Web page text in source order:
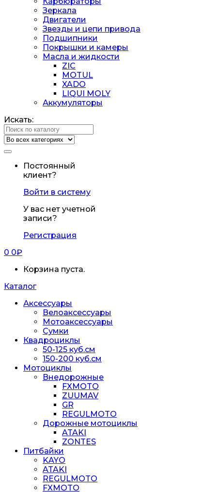
Зеркала
Двигатели
Звезды и цепи привода
Подшипники
Покрышки и камеры
Масла и жидкости
ZIC
MOTUL
XADO
LIQUI MOLY
Аккумуляторы
Искать:
Постоянный
клиент?
Войти в систему
У вас нет учетной
записи?
Регистрация
0 0₽
Корзина пуста.
Каталог
Аксессуары
Велоаксессуары
Мотоаксессуары
Сумки
Квадроциклы
50-125 куб.см
150-200 куб.см
Мотоциклы
Внедорожные
FXMOTO
ZUUMAV
GR
REGULMOTO
Дорожные мотоциклы
ATAKI
ZONTES
Питбайки
KAYO
ATAKI
REGULMOTO
FXMOTO